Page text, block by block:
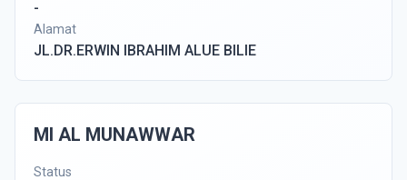
-
Alamat
JL.DR.ERWIN IBRAHIM ALUE BILIE
MI AL MUNAWWAR
Status